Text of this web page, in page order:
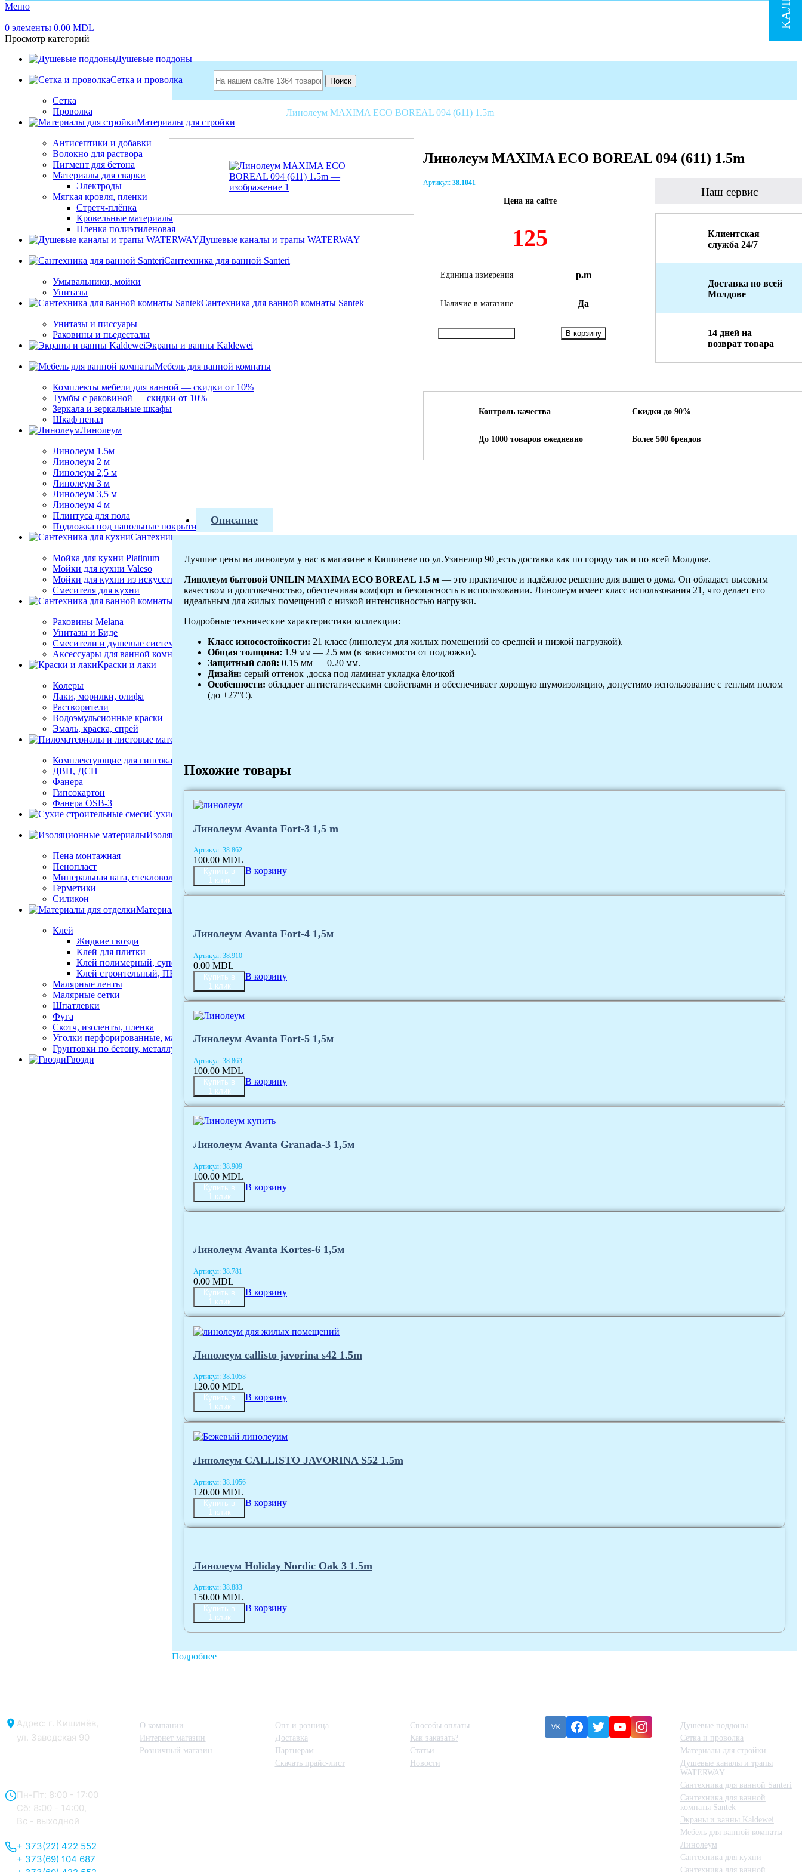
Меню
0 элементы 0.00 MDL
Просмотр категорий
Душевые поддоны
Сетка и проволка
Сетка
Проволка
Материалы для стройки
Антисептики и добавки
Волокно для раствора
Пигмент для бетона
Материалы для сварки
Электроды
Мягкая кровля, пленки
Стретч-плёнка
Кровельные материалы
Пленка полиэтиленовая
Душевые каналы и трапы WATERWAY
Сантехника для ванной Santeri
Умывальники, мойки
Унитазы
Сантехника для ванной комнаты Santek
Унитазы и писсуары
Раковины и пьедесталы
Экраны и ванны Kaldewei
Мебель для ванной комнаты
Комплекты мебели для ванной — скидки от 10%
Тумбы с раковиной — скидки от 10%
Зеркала и зеркальные шкафы
Шкаф пенал
Линолеум
Линолеум 1.5м
Линолеум 2 м
Линолеум 2,5 м
Линолеум 3 м
Линолеум 3,5 м
Линолеум 4 м
Плинтуса для пола
Подложка под напольные покрытия
Сантехника для кухни
Мойка для кухни Platinum
Мойки для кухни Valeso
Мойки для кухни из искусственного камня
Смесителя для кухни
Сантехника для ванной комнаты
Раковины Melana
Унитазы и Биде
Смесители и душевые системы
Аксессуары для ванной комнаты и душа
Краски и лаки
Колеры
Лаки, морилки, олифа
Растворители
Водоэмульсионные краски
Эмаль, краска, спрей
Комплектующие для гипсокартона
ДВП, ДСП
Фанера
Гипсокартон
Фанера OSB-3
Сухие строительные смеси
Изоляционные материалы
Пена монтажная
Пенопласт
Минеральная вата, стекловолокно
Герметики
Силикон
Материалы для отделки
Клей
Жидкие гвозди
Клей для плитки
Клей полимерный, супер клей
Клей строительный, ПВА
Малярные ленты
Малярные сетки
Шпатлевки
Фуга
Скотч, изоленты, пленка
Уголки перфорированные, маяки
Грунтовки по бетону, металлу
Гвозди
Поиск
Линолеум MAXIMA ECO BOREAL 094 (611) 1.5m
Линолеум MAXIMA ECO BOREAL 094 (611) 1.5m
Артикул:38.1041
Цена на сайте
125
Единица измерения p.m
Наличие в магазине Да
Количество:
В корзину
Наш сервис
Клиентская
служба 24/7
Доставка по всей
Молдове
14 дней на
возврат товара
Контроль качества Скидки до 90%
До 1000 товаров ежедневно Более 500 брендов
Описание
Лучшие цены на линолеум у нас в магазине в Кишиневе по ул.Узинелор 90 ,есть доставка как по городу так и по всей Молдове.
Линолеум бытовой UNILIN MAXIMA ECO BOREAL 1.5 м — это практичное и надёжное решение для вашего дома. Он обладает высоким
качеством и долговечностью, обеспечивая комфорт и безопасность в использовании. Линолеум имеет класс использования 21, что делает его
идеальным для жилых помещений с низкой интенсивностью нагрузки.
Подробные технические характеристики коллекции:
Класс износостойкости: 21 класс (линолеум для жилых помещений со средней и низкой нагрузкой).
Общая толщина: 1.9 мм — 2.5 мм (в зависимости от подложки).
Защитный слой: 0.15 мм — 0.20 мм.
Дизайн: серый оттенок ,доска под ламинат укладка ёлочкой
Особенности: обладает антистатическими свойствами и обеспечивает хорошую шумоизоляцию, допустимо использование с теплым полом
(до +27°C).
Похожие товары
Линолеум Avanta Fort-3 1,5 m
Артикул: 38.862
100.00 MDL
Купить в
1 клик
В корзину
Линолеум Avanta Fort-4 1,5м
Артикул: 38.910
0.00 MDL
Купить в
1 клик
В корзину
Линолеум Avanta Fort-5 1,5м
Артикул: 38.863
100.00 MDL
Купить в
1 клик
В корзину
Линолеум Avanta Granada-3 1,5м
Артикул: 38.909
100.00 MDL
Купить в
1 клик
В корзину
Линолеум Avanta Kortes-6 1,5м
Артикул: 38.781
0.00 MDL
Купить в
1 клик
В корзину
Линолеум callisto javorina s42 1.5m
Артикул: 38.1058
120.00 MDL
Купить в
1 клик
В корзину
Линолеум CALLISTO JAVORINA S52 1.5m
Артикул: 38.1056
120.00 MDL
Купить в
1 клик
В корзину
Линолеум Holiday Nordic Oak 3 1.5m
Артикул: 38.883
150.00 MDL
Купить в
1 клик
В корзину
Подробнее
Адрес: г. Кишинёв,
ул. Заводская 90
Пн-Пт: 8:00 - 17:00
Сб: 8:00 - 14:00,
Вс - выходной
+ 373(22) 422 552
+ 373(69) 104 687
О компании
Интернет магазин
Розничный магазин
Опт и розница
Доставка
Партнерам
Скачать прайс-лист
Способы оплаты
Как заказать?
Статьи
Новости
Душевые поддоны
Сетка и проволка
Материалы для стройки
Душевые каналы и трапы
WATERWAY
Сантехника для ванной Santeri
Сантехника для ванной
комнаты Santek
Экраны и ванны Kaldewei
Мебель для ванной комнаты
Линолеум
Сантехника для кухни
Сантехника для ванной